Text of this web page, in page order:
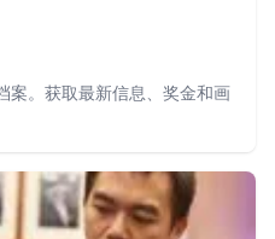
。获取最新信息、奖金和画